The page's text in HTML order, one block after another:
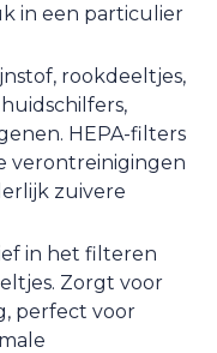
in een particulier
rookdeeltjes,
HEPA-filters
verontreinigingen
zuivere
in het filteren
Zorgt voor
perfect voor